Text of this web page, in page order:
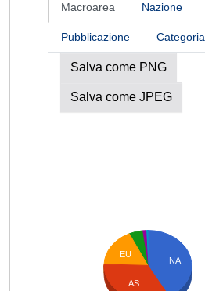
Macroarea Nazione
Pubblicazione Categoria
Salva come PNG
Salva come JPEG
NA
EU
AS